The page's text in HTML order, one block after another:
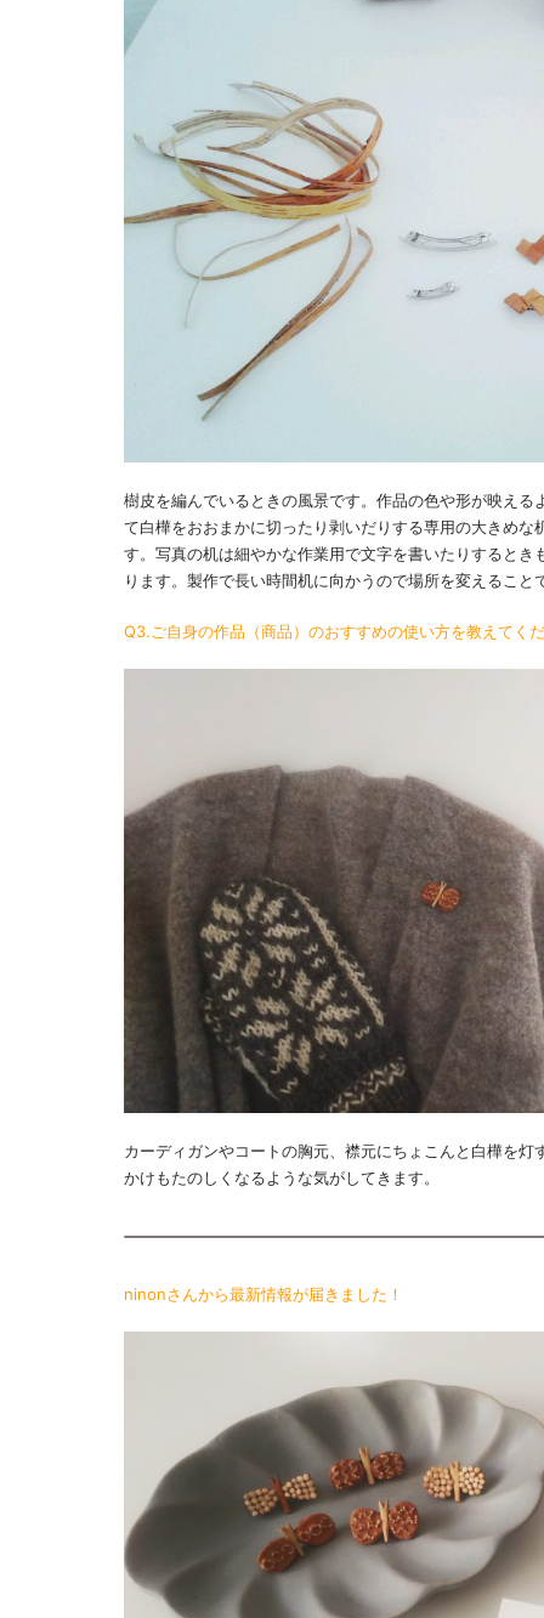
樹皮を編んでいるときの風景です。作品の色や形が映え
て白樺をおおまかに切ったり剥いだりする専用の大きめ
す。写真の机は細やかな作業用で文字を書いたりすると
ります。製作で長い時間机に向かうので場所を変えること
Q3.ご自身の作品（商品）のおすすめの使い方を教えてく
カーディガンやコートの胸元、襟元にちょこんと白樺を
かけもたのしくなるような気がしてきます。
ninonさんから最新情報が届きました！